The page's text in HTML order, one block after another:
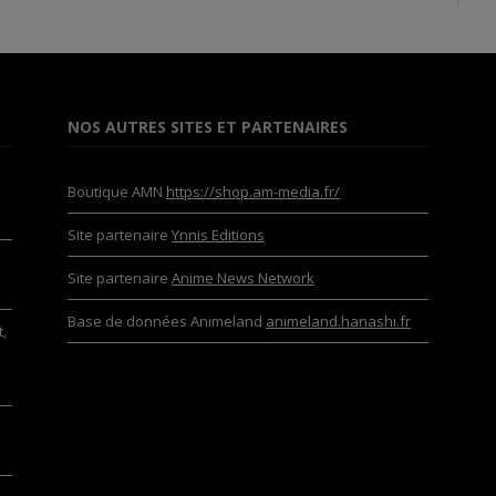
NOS AUTRES SITES ET PARTENAIRES
Boutique AMN https://shop.am-media.fr/
Site partenaire Ynnis Editions
Site partenaire Anime News Network
Base de données Animeland animeland.hanashi.fr